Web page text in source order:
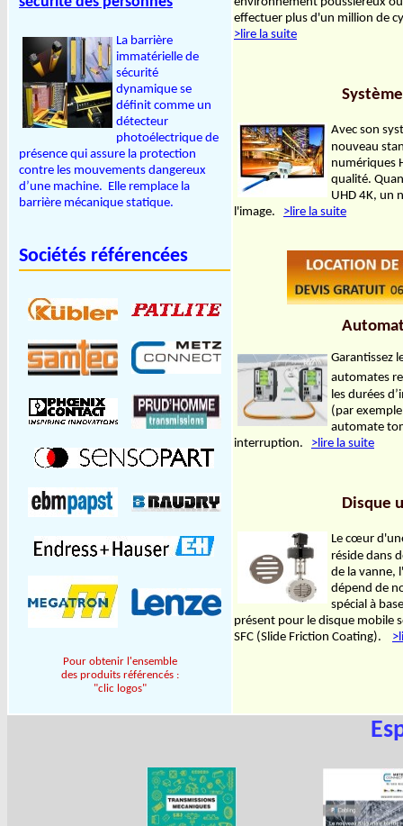
La barrière
immatérielle de
sécurité
dynamique se
définit comme un
détecteur
photoélectrique de
présence qui assure la protection
contre les mouvements dangereux
d’une machine. Elle remplace la
barrière mécanique statique.
Sociétés référencées
Pour obtenir l'ensemble
des produits référencés :
"clic logos"
effectuer plus d'un million de
>lire la suite
Avec son
nouveau
numériques
qualité.
UHD 4K, un
l'image. >lire la suite
Garantissez
automates
les durées
(par
automate
interruption. >lire la suite
Disque
Le cœur
réside dans
de la vanne,
dépend de
spécial à
présent pour le disque mobile
SFC (Slide Friction Coating).